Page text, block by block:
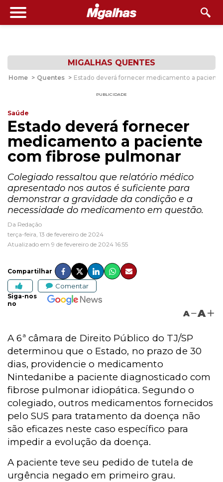
MIGALHAS QUENTES
Home > Quentes > Estado deverá fornecer medicamento a
PUBLICIDADE
Saúde
Estado deverá fornecer
medicamento a paciente
com fibrose pulmonar
Colegiado ressaltou que relatório médico
apresentado nos autos é suficiente para
demonstrar a gravidade da condição e a
necessidade do medicamento em questão.
Da Redação
terça-feira, 13 de fevereiro de 2024
Atualizado em 9 de fevereiro de 2024 16:55
Compartilhar
Comentar
Siga-nos
no
A A
A 6ª câmara de Direito Público do TJ/SP
determinou que o Estado, no prazo de 30
dias, providencie o medicamento
Nintedanibe a paciente diagnosticado com
fibrose pulmonar idiopática. Segundo o
colegiado, outros medicamentos fornecidos
pelo SUS para tratamento da doença não
são eficazes neste caso específico para
impedir a evolução da doença.
A paciente teve seu pedido de tutela de
urgência negado em primeiro grau.